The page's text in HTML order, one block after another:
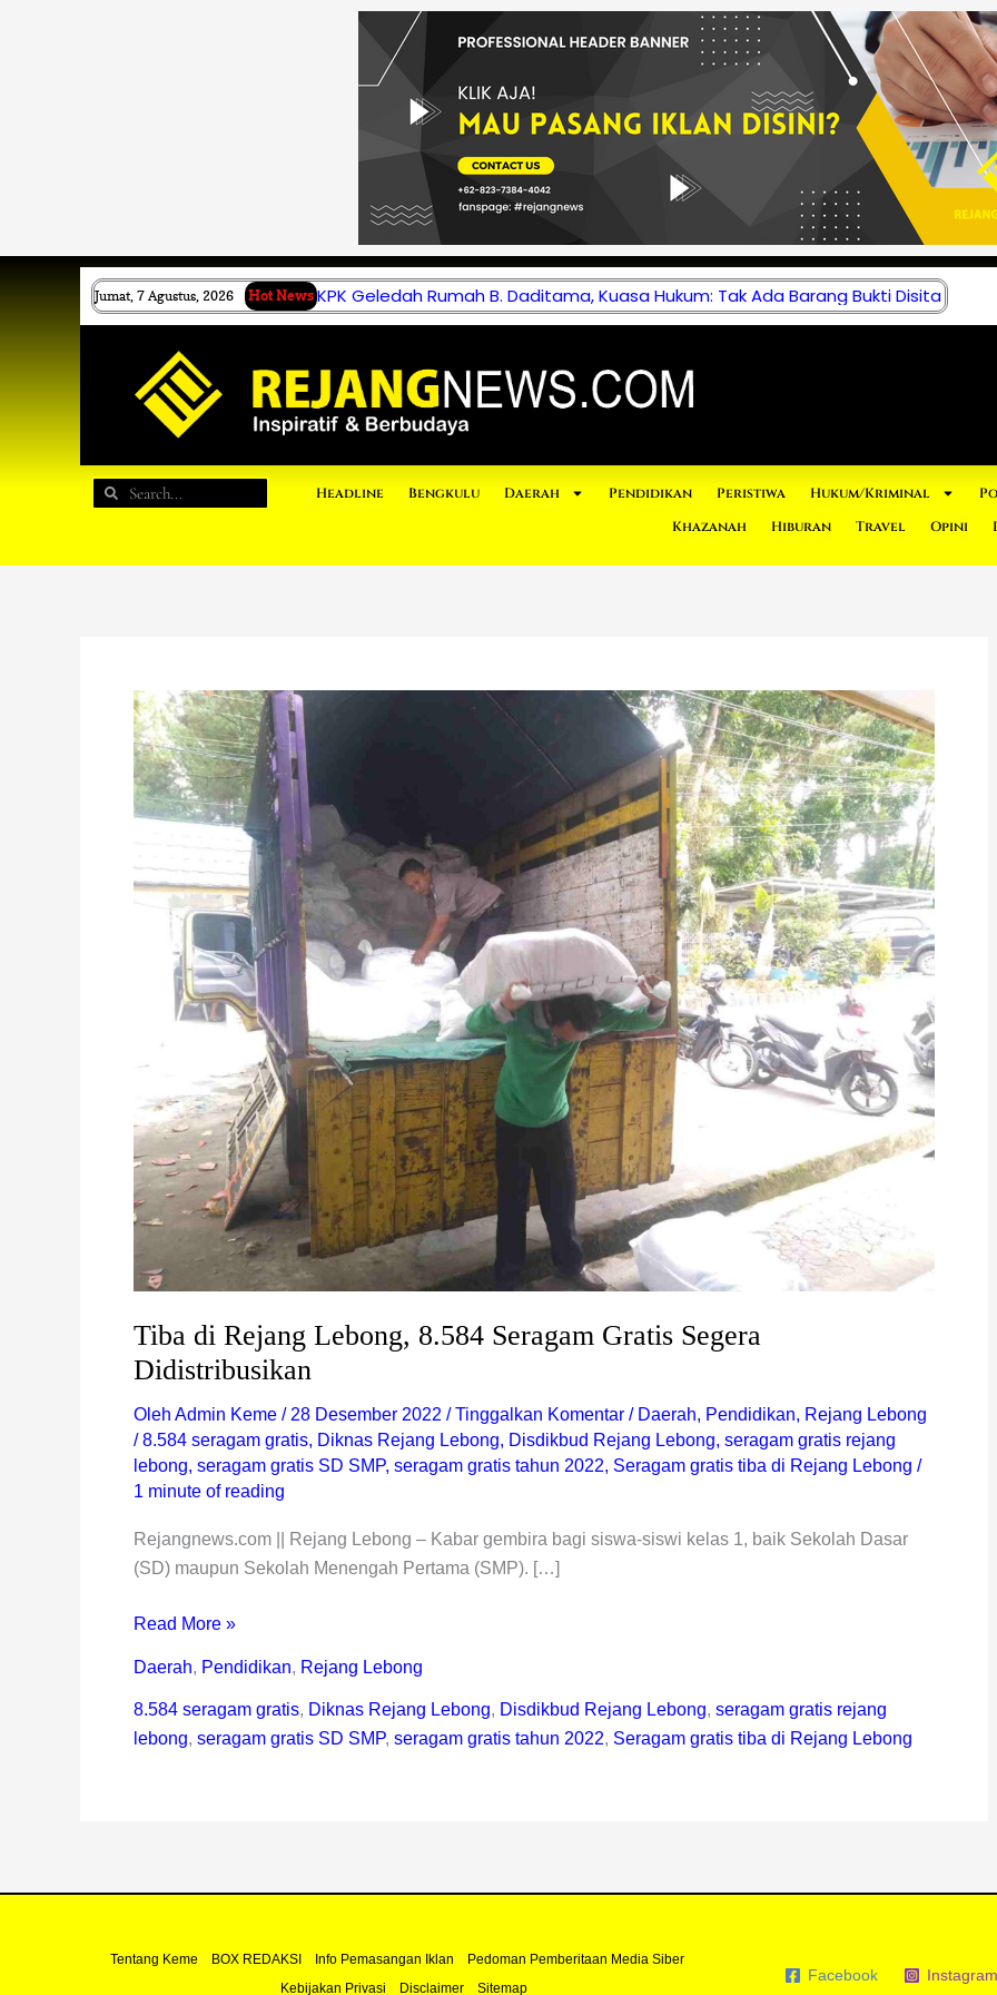
Jumat, 7 Agustus, 2026 Hot News KPK Geledah Rumah B. Daditama, Kuasa Hukum: Tak Ada Barang Bukti Disita
Search
Search Headline Bengkulu Daerah Pendidikan Peristiwa Hukum/Kriminal
Khazanah
Hiburan Travel Opini
Tiba di Rejang Lebong, 8.584 Seragam Gratis Segera
Didistribusikan
Oleh Admin Keme / 28 Desember 2022 /Tinggalkan Komentar / Daerah, Pendidikan, Rejang Lebong
/8.584 seragam gratis, Diknas Rejang Lebong, Disdikbud Rejang Lebong, seragam gratis rejang
lebong, seragam gratis SD SMP, seragam gratis tahun 2022, Seragam gratis tiba di Rejang Lebong /
1 minute of reading
Rejangnews.com || Rejang Lebong – Kabar gembira bagi siswa-siswi kelas 1, baik Sekolah Dasar
(SD) maupun Sekolah Menengah Pertama (SMP). […]
Tiba
di
Rejang
Lebong,
8.584
Gratis
Segera
Didistribusikan
Read More »
Daerah, Pendidikan, Rejang Lebong
8.584 seragam gratis, Diknas Rejang Lebong, Disdikbud Rejang Lebong, seragam gratis rejang
lebong, seragam gratis SD SMP, seragam gratis tahun 2022, Seragam gratis tiba di Rejang Lebong
Tentang Keme BOX REDAKSI Info Pemasangan Iklan
Pedoman Pemberitaan Media Siber
Kebijakan Privasi
Disclaimer Sitemap
Facebook Instagram